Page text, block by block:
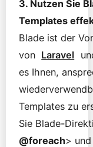
3. Nutzen Sie
Templates
Blade ist der
von Laravel
es Ihnen,
Templates zu
Sie Blade-
@foreach>